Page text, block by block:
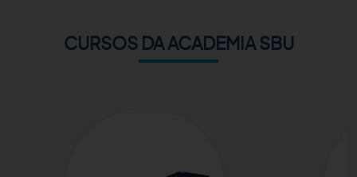
CURSOS DA ACADEMIA SBU